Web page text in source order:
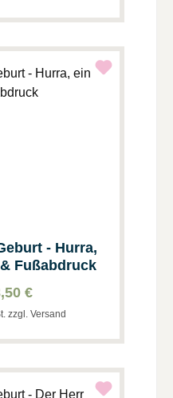
- Hurra,
Fußabdruck
€
zzgl. Versand